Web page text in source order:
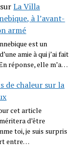
surLa Villa
à l’avant-
armé
est un
amie à qui j’ai fait
réponse, elle m’a…
de chaleur sur la
cet article
d’être
toi, je suis surpris
entre…